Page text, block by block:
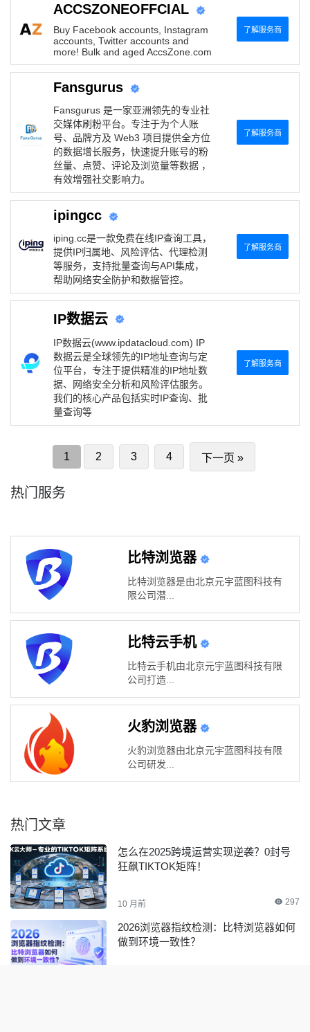
ACCSZONEOFFCIAL
Buy Facebook accounts, Instagram
accounts, Twitter accounts and
more! Bulk and aged AccsZone.com
了解服务商
Fansgurus
Fansgurus 是一家亚洲领先的专业社
交媒体刷粉平台。专注于为个人账
号、品牌方及 Web3 项目提供全方位
的数据增长服务，快速提升账号的粉
丝量、点赞、评论及浏览量等数据 ，
有效增强社交影响力。
了解服务商
ipingcc
iping.cc是一款免费在线IP查询工具，
提供IP归属地、风险评估、代理检测
等服务，支持批量查询与API集成，
帮助网络安全防护和数据管控。
了解服务商
IP数据云
IP数据云(www.ipdatacloud.com) IP
数据云是全球领先的IP地址查询与定
位平台，专注于提供精准的IP地址数
据、网络安全分析和风险评估服务。
我们的核心产品包括实时IP查询、批
量查询等
了解服务商
1 2 3 4 下一页 »
热门服务
比特浏览器
比特浏览器是由北京元宇蓝图科技有
限公司潜...
比特云手机
比特云手机由北京元宇蓝图科技有限
公司打造...
火豹浏览器
火豹浏览器由北京元宇蓝图科技有限
公司研发...
热门文章
怎么在2025跨境运营实现逆袭？0封号
狂飙TIKTOK矩阵！
10 月前 297
2026浏览器指纹检测：比特浏览器如何
做到环境一致性？